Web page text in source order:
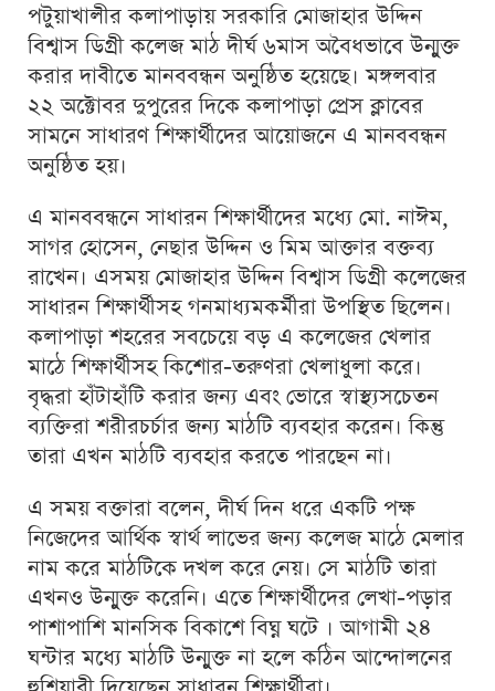
পটুয়াখালীর কলাপাড়ায় সরকারি মোজাহার উদ্দিন
বিশ্বাস ডিগ্রী কলেজ মাঠ দীর্ঘ ৬মাস অবৈধভাবে উন্মুক্ত
করার দাবীতে মানববন্ধন অনুষ্ঠিত হয়েছে। মঙ্গলবার
২২ অক্টোবর দুপুরের দিকে কলাপাড়া প্রেস ক্লাবের
সামনে সাধারণ শিক্ষার্থীদের আয়োজনে এ মানববন্ধন
অনুষ্ঠিত হয়।
এ মানববন্ধনে সাধারন শিক্ষার্থীদের মধ্যে মো. নাঈম,
সাগর হোসেন, নেছার উদ্দিন ও মিম আক্তার বক্তব্য
রাখেন। এসময় মোজাহার উদ্দিন বিশ্বাস ডিগ্রী কলেজের
সাধারন শিক্ষার্থীসহ গনমাধ্যমকর্মীরা উপস্থিত ছিলেন।
কলাপাড়া শহরের সবচেয়ে বড় এ কলেজের খেলার
মাঠে শিক্ষার্থীসহ কিশোর-তরুণরা খেলাধুলা করে।
বৃদ্ধরা হাঁটাহাঁটি করার জন্য এবং ভোরে স্বাস্থ্যসচেতন
ব্যক্তিরা শরীরচর্চার জন্য মাঠটি ব্যবহার করেন। কিন্তু
তারা এখন মাঠটি ব্যবহার করতে পারছেন না।
এ সময় বক্তারা বলেন, দীর্ঘ দিন ধরে একটি পক্ষ
নিজেদের আর্থিক স্বার্থ লাভের জন্য কলেজ মাঠে মেলার
নাম করে মাঠটিকে দখল করে নেয়। সে মাঠটি তারা
এখনও উন্মুক্ত করেনি। এতে শিক্ষার্থীদের লেখা-পড়ার
পাশাপাশি মানসিক বিকাশে বিঘ্ন ঘটে । আগামী ২৪
ঘন্টার মধ্যে মাঠটি উন্মুক্ত না হলে কঠিন আন্দোলনের